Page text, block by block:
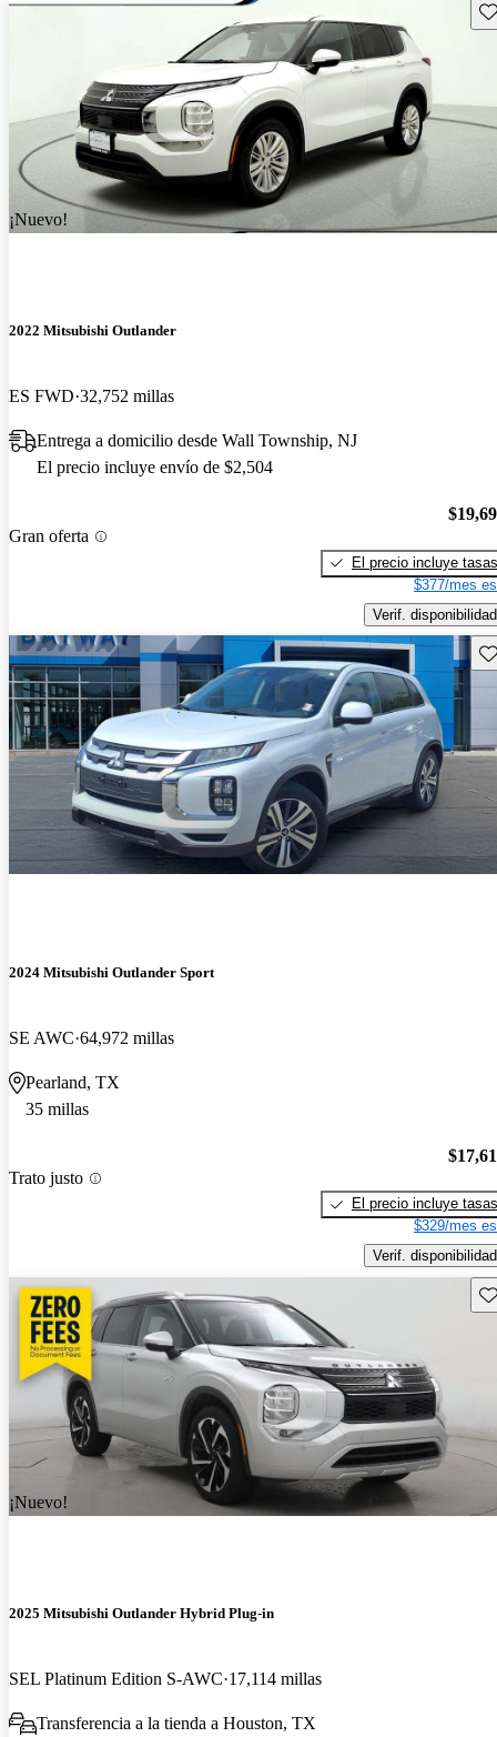
¡Nuevo!
2022 Mitsubishi Outlander
ES FWD 32,752 millas
Entrega a domicilio desde Wall Township, NJ
El precio incluye envío de $2,504
Gran oferta
El precio incluye tasas
$377/mes
Verif. disponibilidad
2024 Mitsubishi Outlander Sport
SE AWC 64,972 millas
Pearland, TX
35 millas
Trato justo
El precio incluye tasas
$329/mes
Verif. disponibilidad
¡Nuevo!
2025 Mitsubishi Outlander Hybrid Plug-in
SEL Platinum Edition S-AWC 17,114 millas
Transferencia a la tienda a Houston, TX